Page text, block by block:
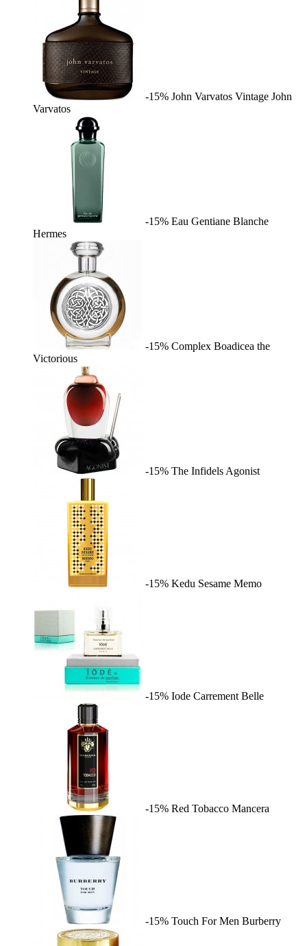
-15% John Varvatos Vintage John
Varvatos
-15% Eau Gentiane Blanche
Hermes
-15% Complex Boadicea the
Victorious
-15% The Infidels Agonist
-15% Kedu Sesame Memo
-15% Iode Carrement Belle
-15% Red Tobacco Mancera
-15% Touch For Men Burberry